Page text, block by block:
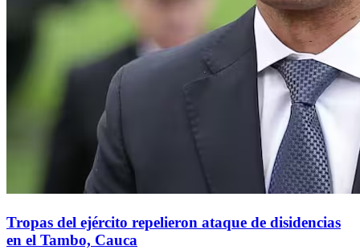
Tropas del ejército repelieron ataque de disidencias
en el Tambo, Cauca